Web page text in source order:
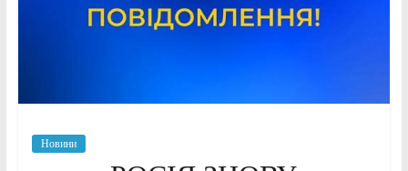
Новини